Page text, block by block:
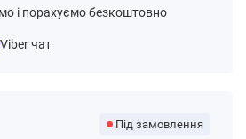
і порахуємо безкоштовно
Viber чат
Під замовлення